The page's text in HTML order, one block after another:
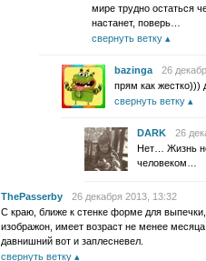
мире трудно остаться
настанет, поверь…
свернуть ветку
bazinga 26
прям как жестко)))
свернуть ветку
DARK 26
Нет… Жизнь
человеком…
ThePasserby
26 декабря 2013, 13:32
С краю, ближе к стенке форме для
изображон, имеет возраст не менее
давнишний вот и заплесневел.
свернуть ветку